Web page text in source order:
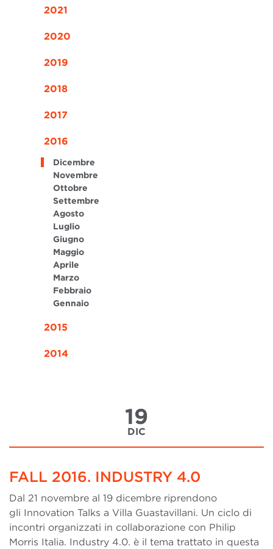
2021
2020
2019
2018
2017
2016
Dicembre
Novembre
Ottobre
Settembre
Agosto
Luglio
Giugno
Maggio
Aprile
Marzo
Febbraio
Gennaio
2015
2014
19
DIC
FALL 2016. INDUSTRY 4.0
Dal 21 novembre al 19 dicembre riprendono
gli Innovation Talks a Villa Guastavillani. Un ciclo di
incontri organizzati in collaborazione con Philip
Morris Italia. Industry 4.0. è il tema trattato in questa